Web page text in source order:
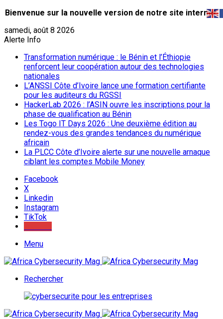
Bienvenue sur la nouvelle version de notre site internet.
samedi, août 8 2026
Alerte Info
Transformation numérique : le Bénin et l’Éthiopie
renforcent leur coopération autour des technologies
nationales
L’ANSSI Côte d’Ivoire lance une formation certifiante
pour les auditeurs du RGSSI
HackerLab 2026 : l’ASIN ouvre les inscriptions pour la
phase de qualification au Bénin
Les Togo IT Days 2026 : Une deuxième édition au
rendez-vous des grandes tendances du numérique
africain
La PLCC Côte d’Ivoire alerte sur une nouvelle arnaque
ciblant les comptes Mobile Money
Facebook
X
Linkedin
Instagram
TikTok
Menu
Rechercher